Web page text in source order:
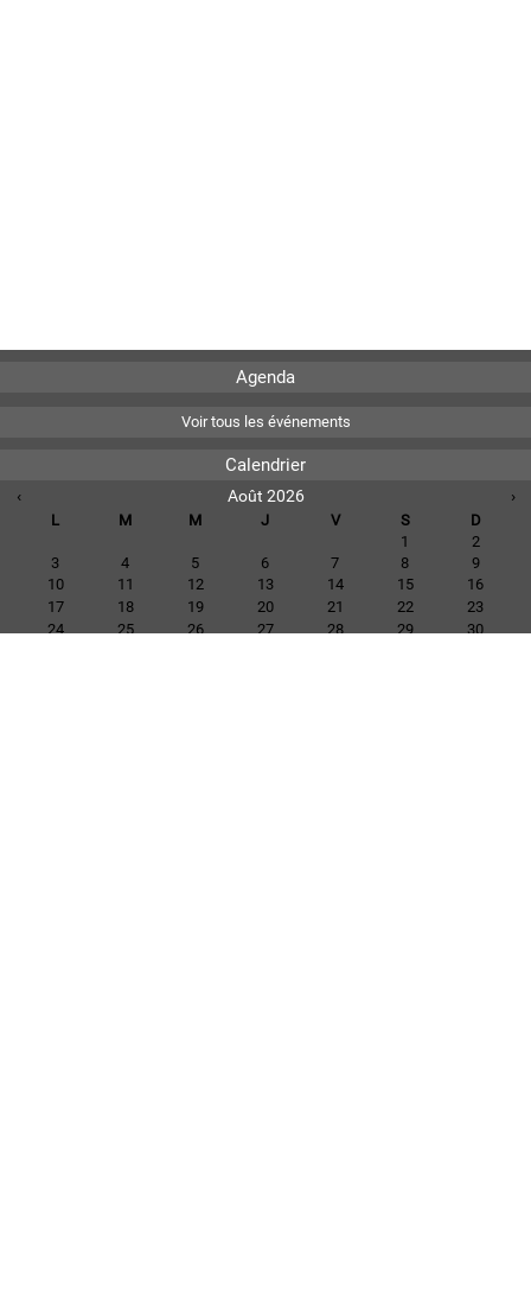
Agenda
Voir tous les événements
Calendrier
‹ Août 2026 ›
L M M J V S
D
1
2
3
4 5 6 7 8
9
10
11 12 13 14 15
16
17
18 19 20 21 22
23
24
25 26 27 28 29
30